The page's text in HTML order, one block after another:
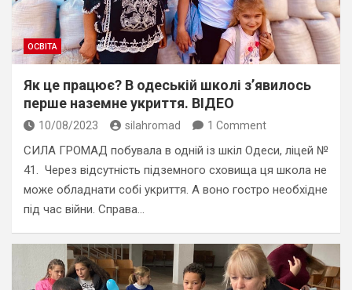
ОСВІТА
Як це працює? В одеській школі з’явилось
перше наземне укриття. ВІДЕО
10/08/2023 silahromad 1 Comment
СИЛА ГРОМАД побувала в одній із шкіл Одеси, ліцей №
41. Через відсутність підземного сховища ця школа не
може обладнати собі укриття. А воно гостро необхідне
під час війни. Справа…